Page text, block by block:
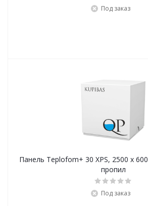
Под заказ
Панель Teplofom+ 30 XPS, 2500 х
пропил
Под заказ